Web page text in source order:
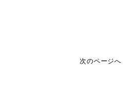
次のページへ